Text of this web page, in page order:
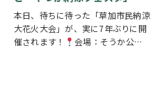
本日、待ちに待った「草加市民納涼
大花火大会」が、実に7年ぶりに開
催されます！
会場：そうか公園